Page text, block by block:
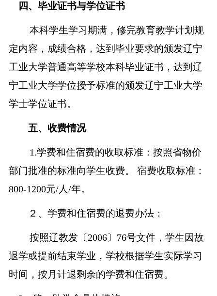
四、毕业证书与学位证书
本科学生学习期满，修完教育教学计划规
定内容，成绩合格，达到毕业要求的颁发辽宁
工业大学普通高等学校本科毕业证书，达到辽
宁工业大学学位授予标准的颁发辽宁工业大学
学士学位证书。
五、收费情况
1.学费和住宿费的收取标准：按照省物价
部门批准的标准向学生收费。
宿费收取标准：
800-1200元/人/年。
２、学费和住宿费的退费办法：
按照辽教发〔2006〕76号文件，学生因故
退学或提前结束学业，学校根据学生实际学习
时间，按月计退剩余的学费和住宿费。